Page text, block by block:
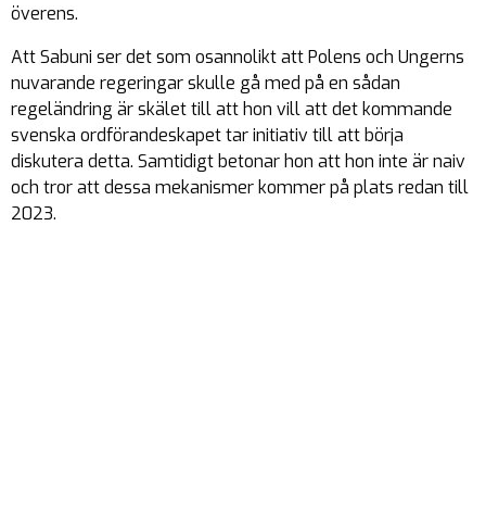
överens.
Att Sabuni ser det som osannolikt att Polens och Ungerns
nuvarande regeringar skulle gå med på en sådan
regeländring är skälet till att hon vill att det kommande
svenska ordförandeskapet tar initiativ till att börja
diskutera detta. Samtidigt betonar hon att hon inte är naiv
och tror att dessa mekanismer kommer på plats redan till
2023.